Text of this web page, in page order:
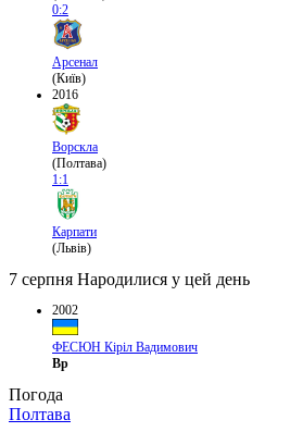
0:2
Арсенал
(Київ)
2016
Ворскла
(Полтава)
1:1
Карпати
(Львів)
7 серпня Народилися у цей день
2002
ФЕСЮН Кіріл Вадимович
Вр
Погода
Полтава